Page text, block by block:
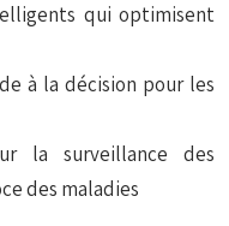
qui optimisent
à la décision pour les
la surveillance des
des maladies